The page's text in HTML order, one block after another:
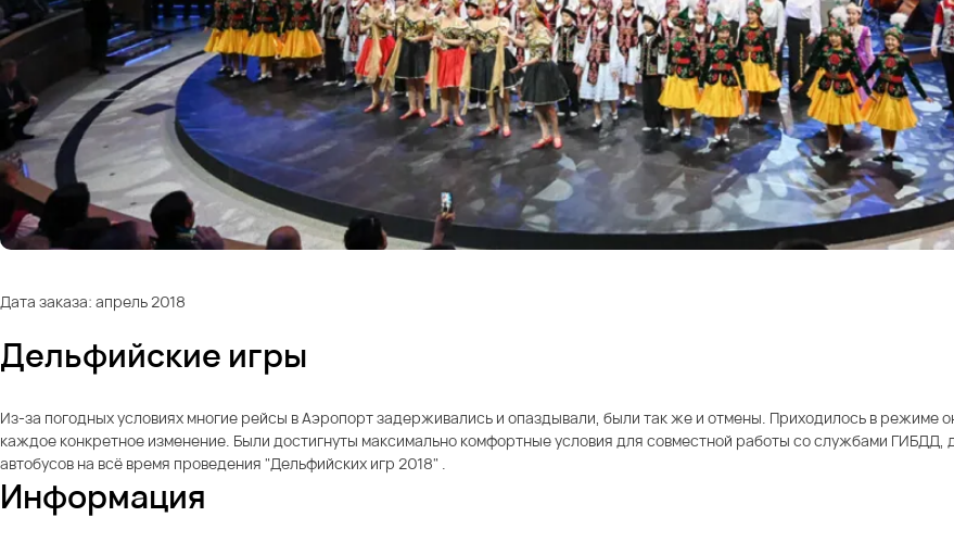
Дата заказа: апрель 2018
Дельфийские игры
Из-за погодных условиях многие рейсы в Аэропорт задерживались и опаздывали, были так же и отмены. Приходилось в режиме
каждое конкретное изменение. Были достигнуты максимально комфортные условия для совместной работы со службами ГИБДД,
автобусов на всё время проведения "Дельфийских игр 2018" .
Информация